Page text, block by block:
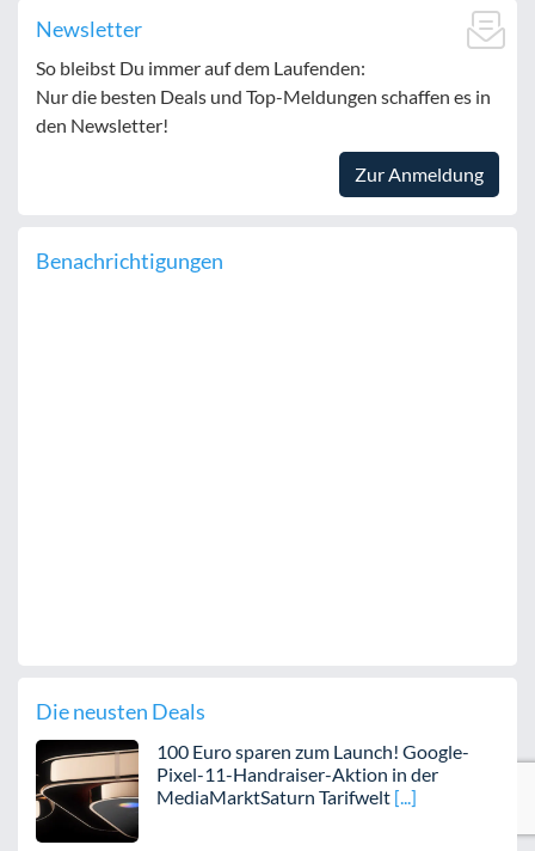
Newsletter
So bleibst Du immer auf dem Laufenden:
Nur die besten Deals und Top-Meldungen schaffen es in
den Newsletter!
Zur Anmeldung
Benachrichtigungen
Die neusten Deals
100 Euro sparen zum Launch! Google-
Pixel-11-Handraiser-Aktion in der
MediaMarktSaturn Tarifwelt